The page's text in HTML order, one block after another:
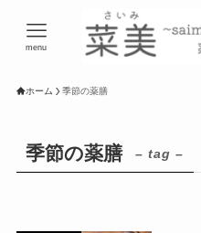
menu
ホーム 季節の薬膳
季節の薬膳 – tag –